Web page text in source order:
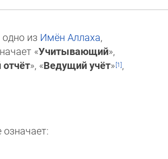
из Имён Аллаха,
«Учитывающий»,
», «Ведущий учёт»
,